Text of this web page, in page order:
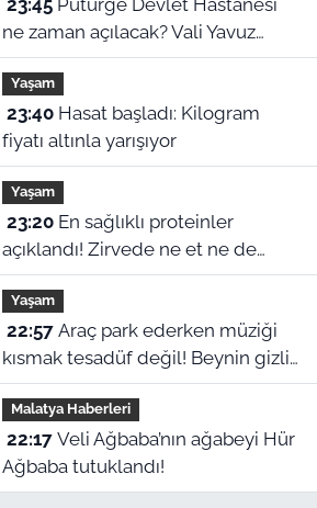
23:45Pütürge Devlet Hastanesi
ne zaman açılacak? Vali Yavuz
açıkladı
Yaşam
23:40Hasat başladı: Kilogram
fiyatı altınla yarışıyor
Yaşam
23:20En sağlıklı proteinler
açıklandı! Zirvede ne et ne de
yumurta var
Yaşam
22:57Araç park ederken müziği
kısmak tesadüf değil! Beynin gizli
refleksiymiş
Malatya Haberleri
22:17Veli Ağbaba’nın ağabeyi Hür
Ağbaba tutuklandı!